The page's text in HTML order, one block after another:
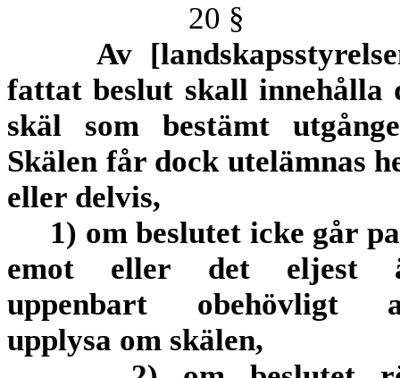
20 §
Av
fattat beslut skall innehålla
skäl som bestämt
Skälen får dock utelämnas
eller delvis,
1) om beslutet icke går
emot eller det eljest
uppenbart obehövligt
upplysa om skälen,